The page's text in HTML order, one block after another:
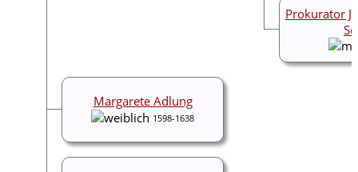
Prokurator
Margarete Adlung
1598-1638